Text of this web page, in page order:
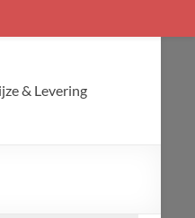
& Levering